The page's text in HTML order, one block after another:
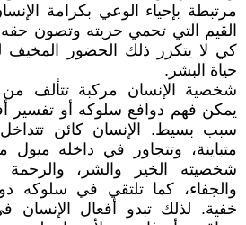
مرتبطة بإحياء الوعي بكرامة
القيم التي تحمي حريته وتصون حقه
كي لا يتكرر ذلك الحضور المخيف
حياة البشر.
شخصية الإنسان مركبة تتألف من
يمكن فهم دوافع سلوكه أو تفسير
سبب بسيط. الإنسان كائن
متباينة، وتتجاور في داخله ميول
شخصيته الخير والشر، والرحمة
والجفاء، كما تلتقي في سلوكه
خفية. لذلك تبدو أفعال الإنسان